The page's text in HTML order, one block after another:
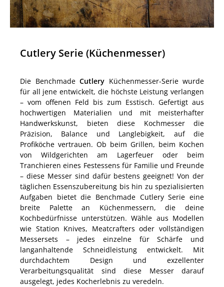
Cutlery Serie (Küchenmesser)
Die Benchmade Cutlery Küchenmesser-Serie wurde
für all jene entwickelt, die höchste Leistung verlangen
– vom offenen Feld bis zum Esstisch. Gefertigt aus
hochwertigen Materialien und mit meisterhafter
Handwerkskunst, bieten diese Kochmesser die
Präzision, Balance und Langlebigkeit, auf die
Profiköche vertrauen. Ob beim Grillen, beim Kochen
von Wildgerichten am Lagerfeuer oder beim
Tranchieren eines Festessens für Familie und Freunde
– diese Messer sind dafür bestens geeignet! Von der
täglichen Essenszubereitung bis hin zu spezialisierten
Aufgaben bietet die Benchmade Cutlery Serie eine
breite Palette an Küchenmessern, die deine
Kochbedürfnisse unterstützen. Wähle aus Modellen
wie Station Knives, Meatcrafters oder vollständigen
Messersets – jedes einzelne für Schärfe und
langanhaltende Schneidleistung entwickelt. Mit
durchdachtem Design und exzellenter
Verarbeitungsqualität sind diese Messer darauf
ausgelegt, jedes Kocherlebnis zu veredeln.